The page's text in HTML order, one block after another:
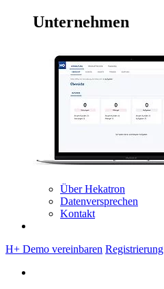
Unternehmen
Über Hekatron
Datenversprechen
Kontakt
H+ Demo vereinbaren Registrierung